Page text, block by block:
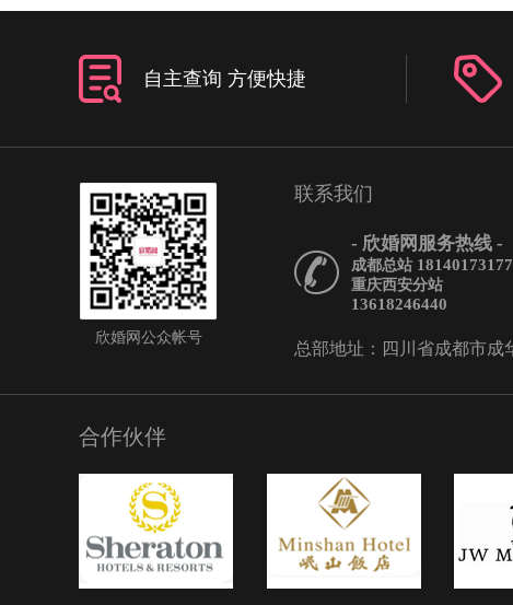
自主查询 方便快捷
欣婚网公众帐号
联系我们
- 欣婚网服务热线 -
成都总站 18140173177
重庆西安分站
13618246440
总部地址：四川省成都市成
合作伙伴